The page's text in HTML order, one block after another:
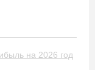
на 2026 год